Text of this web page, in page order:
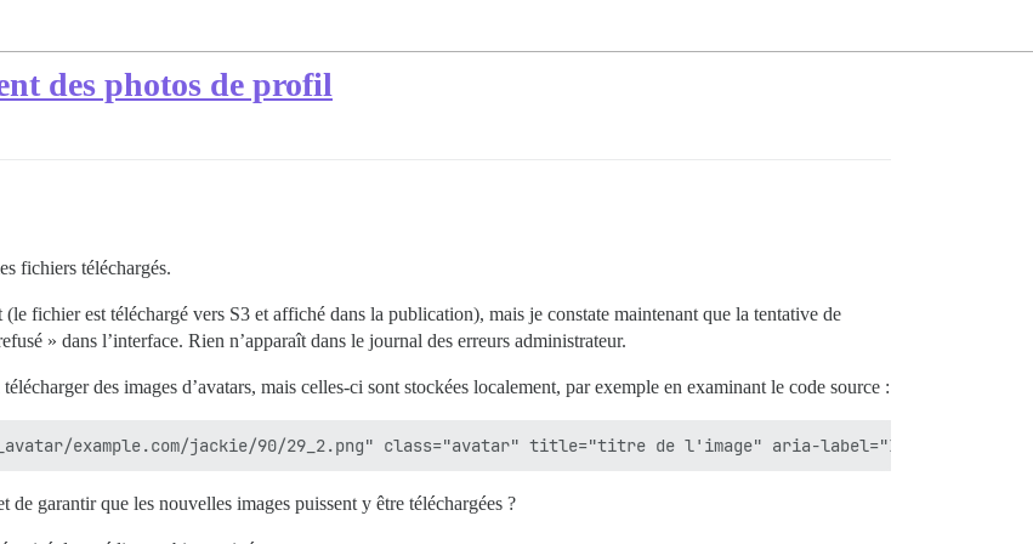
des photos de profil
fichiers téléchargés.
fichier est téléchargé vers S3 et affiché dans la publication), mais je constate maintenant que la tentative de
» dans l’interface. Rien n’apparaît dans le journal des erreurs administrateur.
des images d’avatars, mais celles-ci sont stockées localement, par exemple en examinant le code source :
garantir que les nouvelles images puissent y être téléchargées ?